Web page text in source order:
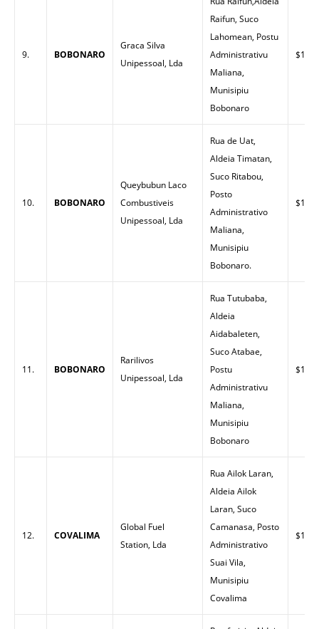
9. BOBONARO
Graca Silva
Unipessoal, Lda
Raifun, Suco
Lahomean, Postu
Administrativu
Maliana,
Munisipiu
Bobonaro
$1.48
10. BOBONARO
Queybubun Laco
Combustiveis
Unipessoal, Lda
Rua de Uat,
Aldeia Timatan,
Suco Ritabou,
Posto
Administrativo
Maliana,
Munisipiu
Bobonaro.
$1.58
11. BOBONARO
Rarilivos
Unipessoal, Lda
Rua Tutubaba,
Aldeia
Aidabaleten,
Suco Atabae,
Postu
Administrativu
Maliana,
Munisipiu
Bobonaro
$1.51
12. COVALIMA
Global Fuel
Station, Lda
Rua Ailok Laran,
Aldeia Ailok
Laran, Suco
Camanasa, Posto
Administrativo
Suai Vila,
Munisipiu
Covalima
$1.65